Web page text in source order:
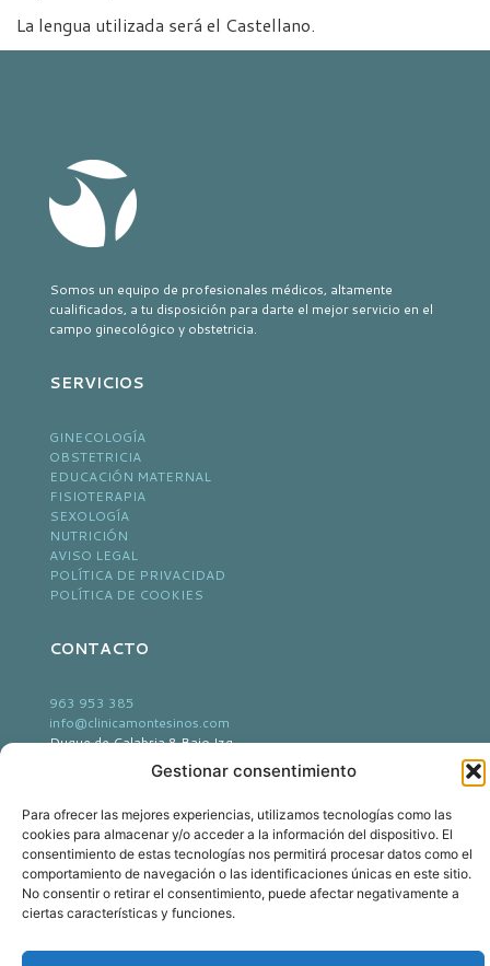
Gestionar consentimiento
Para ofrecer las mejores experiencias, utilizamos tecnologías como las
cookies para almacenar y/o acceder a la información del dispositivo. El
consentimiento de estas tecnologías nos permitirá procesar datos como el
comportamiento de navegación o las identificaciones únicas en este sitio.
No consentir o retirar el consentimiento, puede afectar negativamente a
ciertas características y funciones.
La lengua utilizada será el Castellano.
Somos un equipo de profesionales médicos, altamente
cualificados, a tu disposición para darte el mejor servicio en el
campo ginecológico y obstetricia.
SERVICIOS
GINECOLOGÍA
OBSTETRICIA
EDUCACIÓN MATERNAL
FISIOTERAPIA
SEXOLOGÍA
NUTRICIÓN
AVISO LEGAL
POLÍTICA DE PRIVACIDAD
POLÍTICA DE COOKIES
CONTACTO
963 953 385
info@clinicamontesinos.com
Duque de Calabria 8 Bajo Izq.
46005 Valencia, Valencia